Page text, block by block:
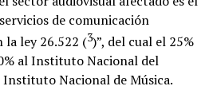
de comunicación
la ley 26.522 (3)”, del cual el 25%
al Instituto Nacional del
Nacional de Música.